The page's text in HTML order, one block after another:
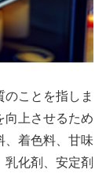
ことを指しま
向上させるため
、着色料、甘味
化剤、安定剤